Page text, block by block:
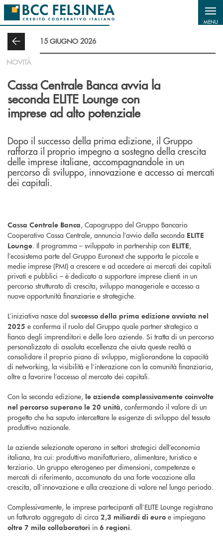
Salta al contenuto principale
MENU
15 GIUGNO 2026
NOVITÀ
Cassa Centrale Banca avvia la
seconda ELITE Lounge con
imprese ad alto potenziale
Dopo il successo della prima edizione, il Gruppo
rafforza il proprio impegno a sostegno della crescita
delle imprese italiane, accompagnandole in un
percorso di sviluppo, innovazione e accesso ai mercati
dei capitali.
Cassa Centrale Banca, Capogruppo del Gruppo Bancario
Cooperativo Cassa Centrale, annuncia l’avvio della seconda ELITE
Lounge. Il programma – sviluppato in partnership con ELITE,
l’ecosistema parte del Gruppo Euronext che supporta le piccole e
medie imprese (PMI) a crescere e ad accedere ai mercati dei capitali
privati e pubblici – è dedicato a supportare imprese clienti in un
percorso strutturato di crescita, sviluppo manageriale e accesso a
nuove opportunità finanziarie e strategiche.
L’iniziativa nasce dal successo della prima edizione avviata nel
2025 e conferma il ruolo del Gruppo quale partner strategico a
fianco degli imprenditori e delle loro aziende. Si tratta di un percorso
personalizzato di assoluta eccellenza che aiuta queste realtà a
consolidare il proprio piano di sviluppo, migliorandone la capacità
di networking, la visibilità e l’interazione con la comunità finanziaria,
oltre a favorire l’accesso al mercato dei capitali.
Con la seconda edizione, le aziende complessivamente coinvolte
nel percorso superano le 20 unità, confermando il valore di un
progetto che ha saputo intercettare le esigenze di sviluppo del tessuto
produttivo nazionale.
Le aziende selezionate operano in settori strategici dell’economia
italiana, tra cui: produttivo manifatturiero, alimentare, turistico e
terziario. Un gruppo eterogeneo per dimensioni, competenze e
mercati di riferimento, accomunato da una forte vocazione alla
crescita, all’innovazione e alla creazione di valore nel lungo periodo.
Complessivamente, le imprese partecipanti all’ELITE Lounge registrano
un fatturato aggregato di circa 2,3 miliardi di euro e impiegano
oltre 7 mila collaboratori in 6 regioni.